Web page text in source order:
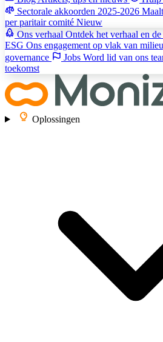
Sectorale akkoorden 2025-2026
per paritair comité Nieuw
Ons verhaal Ontdek het verhaal en
ESG Ons engagement op vlak van
governance
Jobs Word lid van ons
toekomst
Oplossingen